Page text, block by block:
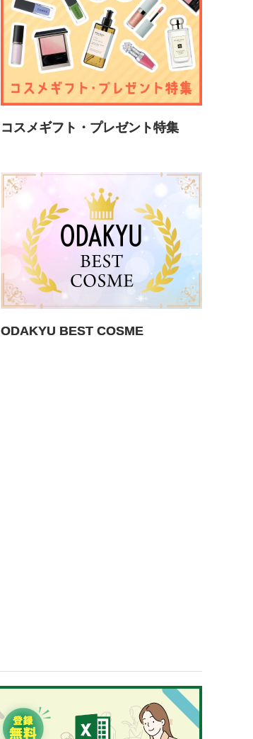
コスメギフト・プレゼント特集
ODAKYU BEST COSME